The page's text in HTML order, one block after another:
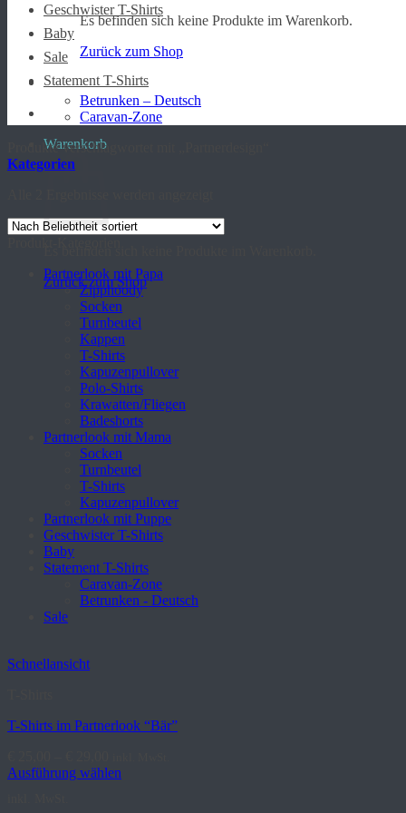
Es befinden sich keine Produkte im Warenkorb.
Zurück zum Shop
Warenkorb
Zurück zum Shop
Geschwister T-Shirts
Baby
Sale
Statement T-Shirts
Betrunken – Deutsch
Caravan-Zone
Produkte verschlagwortet mit „Partnerdesign“
Kategorien
sortiert
Partnerlook mit Papa
Zipphoody
Socken
Turnbeutel
Kappen
T-Shirts
Kapuzenpullover
Polo-Shirts
Krawatten/Fliegen
Badeshorts
Partnerlook mit Mama
Socken
Turnbeutel
T-Shirts
Kapuzenpullover
Partnerlook mit Puppe
Geschwister T-Shirts
Baby
Statement T-Shirts
Caravan-Zone
Betrunken - Deutsch
Sale
Schnellansicht
T-Shirts im Partnerlook “Bär”
Ausführung wählen